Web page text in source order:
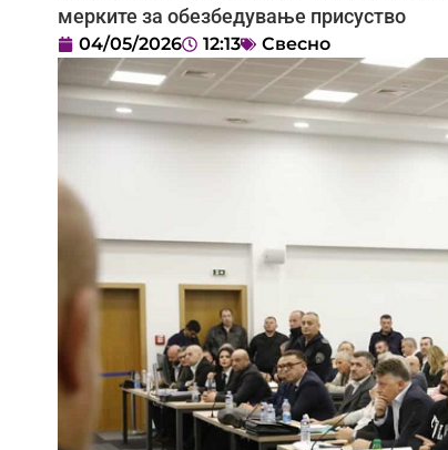
мерките за обезбедување присуство
04/05/2026 12:13 Свесно